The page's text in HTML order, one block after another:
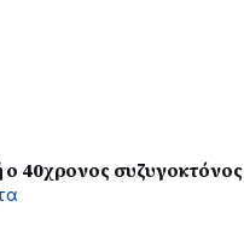
ο 40χρονος συζυγοκτόνος